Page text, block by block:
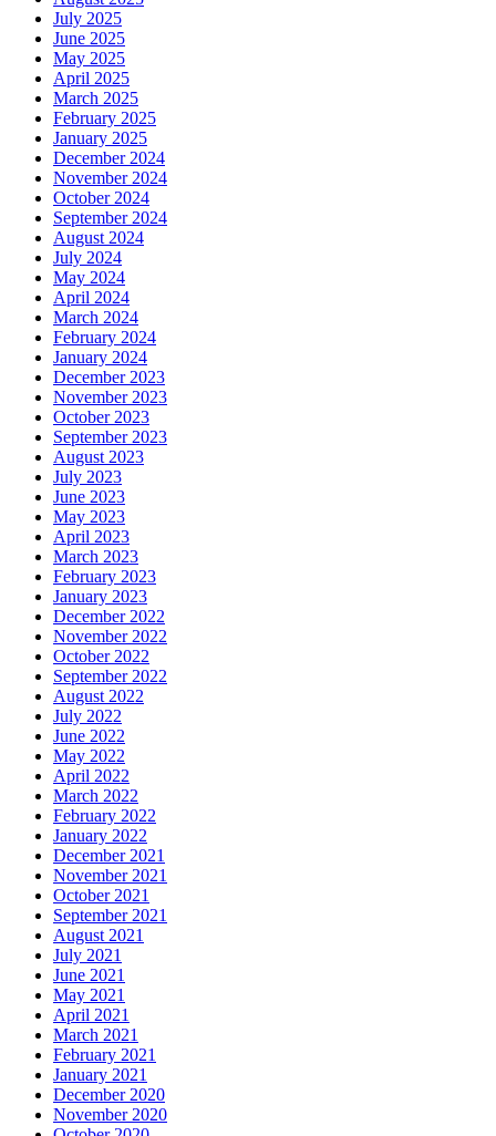
July 2025
June 2025
May 2025
April 2025
March 2025
February 2025
January 2025
December 2024
November 2024
October 2024
September 2024
August 2024
July 2024
May 2024
April 2024
March 2024
February 2024
January 2024
December 2023
November 2023
October 2023
September 2023
August 2023
July 2023
June 2023
May 2023
April 2023
March 2023
February 2023
January 2023
December 2022
November 2022
October 2022
September 2022
August 2022
July 2022
June 2022
May 2022
April 2022
March 2022
February 2022
January 2022
December 2021
November 2021
October 2021
September 2021
August 2021
July 2021
June 2021
May 2021
April 2021
March 2021
February 2021
January 2021
December 2020
November 2020